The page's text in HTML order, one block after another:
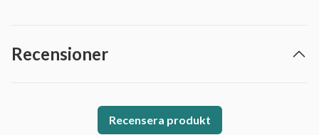
Recensioner
Recensera produkt